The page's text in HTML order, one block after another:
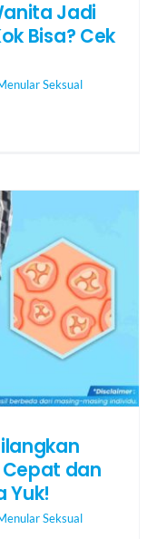
Jadi
Bisa? Cek
Seksual
dan
Yuk!
Seksual